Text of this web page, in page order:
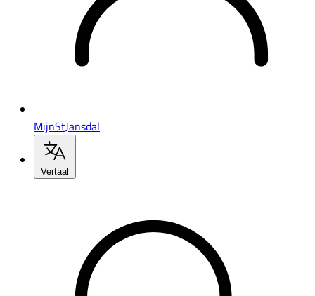
MijnStJansdal
Vertaal